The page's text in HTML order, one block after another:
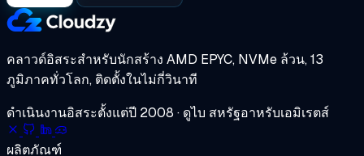
คลาวด์อิสระสำหรับนักสร้าง AMD EPYC, NVMe ล้วน, 13
ภูมิภาคทั่วโลก, ติดตั้งในไม่กี่วินาที
ดำเนินงานอิสระตั้งแต่ปี 2008 · ดูไบ สหรัฐอาหรับเอมิเรตส์
ผลิตภัณฑ์